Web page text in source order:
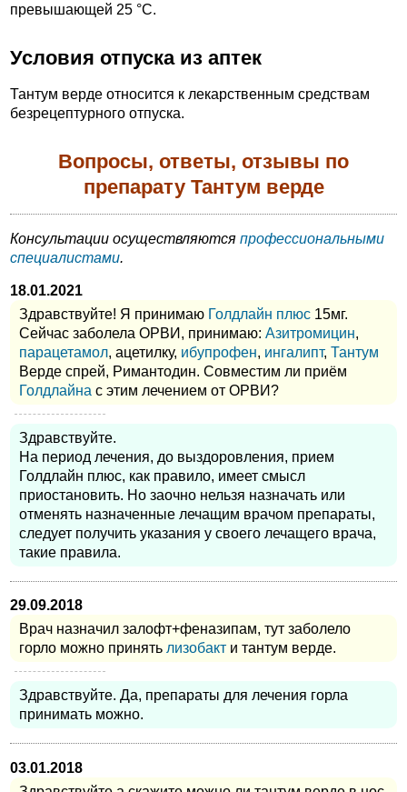
превышающей 25 °C.
Условия отпуска из аптек
Тантум верде относится к лекарственным средствам
безрецептурного отпуска.
Вопросы, ответы, отзывы по
препарату Тантум верде
Консультации осуществляются профессиональными
специалистами.
18.01.2021
Здравствуйте! Я принимаю Голдлайн плюс 15мг.
Сейчас заболела ОРВИ, принимаю: Азитромицин,
парацетамол, ацетилку, ибупрофен, ингалипт, Тантум
Верде спрей, Римантодин. Совместим ли приём
Голдлайна с этим лечением от ОРВИ?
Здравствуйте.
На период лечения, до выздоровления, прием
Голдлайн плюс, как правило, имеет смысл
приостановить. Но заочно нельзя назначать или
отменять назначенные лечащим врачом препараты,
следует получить указания у своего лечащего врача,
такие правила.
29.09.2018
Врач назначил залофт+феназипам, тут заболело
горло можно принять лизобакт и тантум верде.
Здравствуйте. Да, препараты для лечения горла
принимать можно.
03.01.2018